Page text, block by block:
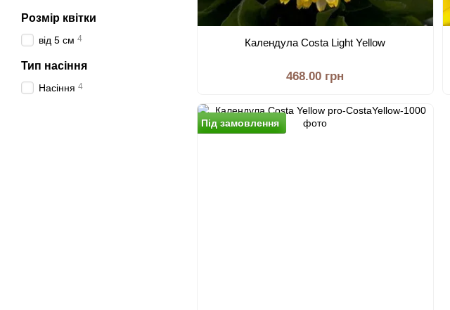
Календула Costa Light Yellow
468.00 грн
Пiд замовлення
Розмiр квiтки
вiд 5 см 4
Тип насiння
Насiння 4